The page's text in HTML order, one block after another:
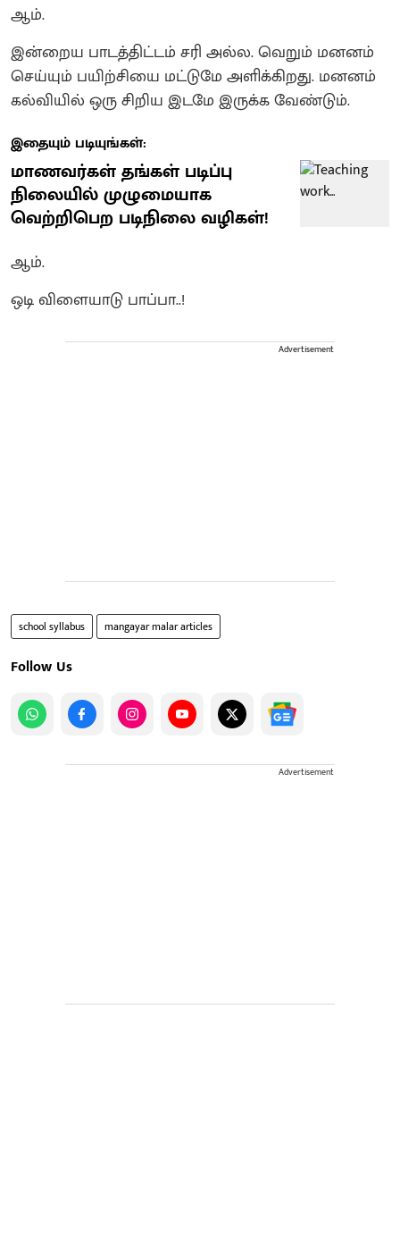
ஆம்.
இன்றைய பாடத்திட்டம் சரி அல்ல. வெறும் மனனம்
செய்யும் பயிற்சியை மட்டுமே அளிக்கிறது. மனனம்
கல்வியில் ஒரு சிறிய இடமே இருக்க வேண்டும்.
இதையும் படியுங்கள்:
மாணவர்கள் தங்கள் படிப்பு
நிலையில் முழுமையாக
வெற்றிபெற படிநிலை வழிகள்!
ஆம்.
ஒடி விளையாடு பாப்பா..!
Advertisement
school syllabus mangayar malar articles
Follow Us
Advertisement